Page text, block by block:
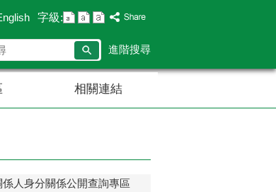
字級:
搜
尋
進階搜尋
相關連結
人身分關係公開查詢專區